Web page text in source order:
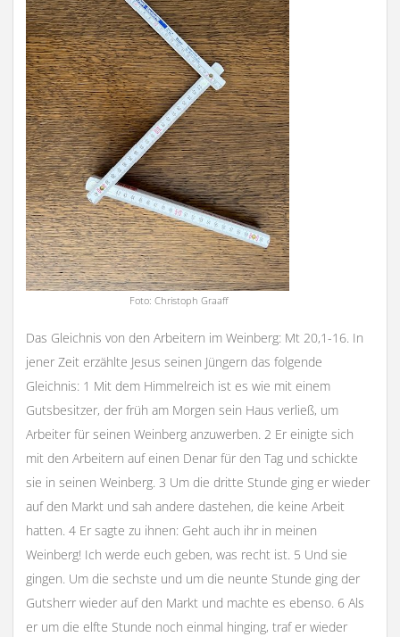
Foto: Christoph Graaff
Das Gleichnis von den Arbeitern im Weinberg: Mt 20,1-16. In
jener Zeit erzählte Jesus seinen Jüngern das folgende
Gleichnis: 1 Mit dem Himmelreich ist es wie mit einem
Gutsbesitzer, der früh am Morgen sein Haus verließ, um
Arbeiter für seinen Weinberg anzuwerben. 2 Er einigte sich
mit den Arbeitern auf einen Denar für den Tag und schickte
sie in seinen Weinberg. 3 Um die dritte Stunde ging er wieder
auf den Markt und sah andere dastehen, die keine Arbeit
hatten. 4 Er sagte zu ihnen: Geht auch ihr in meinen
Weinberg! Ich werde euch geben, was recht ist. 5 Und sie
gingen. Um die sechste und um die neunte Stunde ging der
Gutsherr wieder auf den Markt und machte es ebenso. 6 Als
er um die elfte Stunde noch einmal hinging, traf er wieder